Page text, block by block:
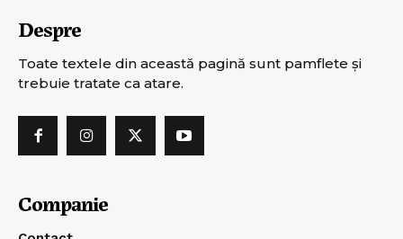
Despre
Toate textele din această pagină sunt pamflete şi
trebuie tratate ca atare.
Companie